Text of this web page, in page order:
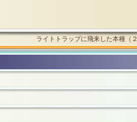
ライトトラップに飛来した本種（